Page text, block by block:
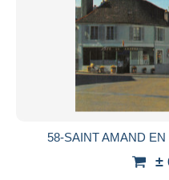
58-SAINT AMAND EN
±